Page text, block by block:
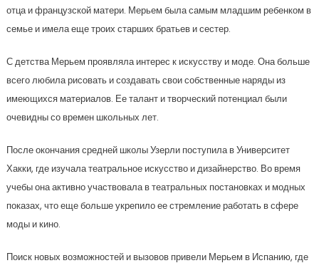
отца и французской матери. Мерьем была самым младшим ребенком в
семье и имела еще троих старших братьев и сестер.
С детства Мерьем проявляла интерес к искусству и моде. Она больше
всего любила рисовать и создавать свои собственные наряды из
имеющихся материалов. Ее талант и творческий потенциал были
очевидны со времен школьных лет.
После окончания средней школы Узерли поступила в Университет
Хакки, где изучала театральное искусство и дизайнерство. Во время
учебы она активно участвовала в театральных постановках и модных
показах, что еще больше укрепило ее стремление работать в сфере
моды и кино.
Поиск новых возможностей и вызовов привели Мерьем в Испанию, где